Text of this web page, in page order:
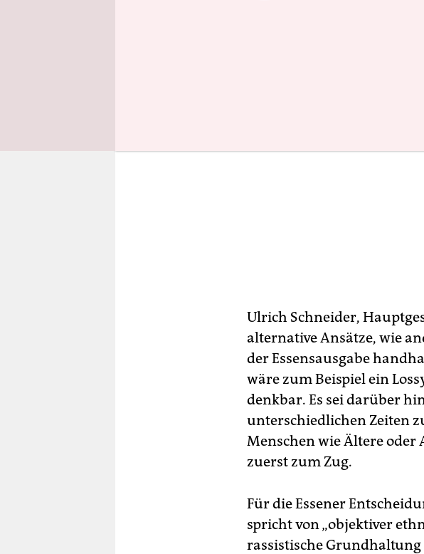
Ulrich Schneider,
alternative Ansätze, wie
der Essensausgabe
wäre zum Beispiel ein
denkbar. Es sei darüber
unterschiedlichen Zeiten
Menschen wie Ältere oder
zuerst zum Zug.
Für die Essener
spricht von „objektiver
rassistische